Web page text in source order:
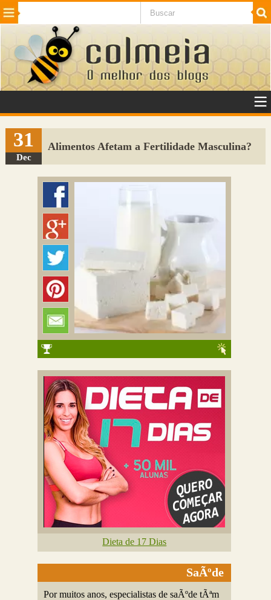
Beleza Cinema e TV
Internet Jogos NotÃ­cias SaÃºde
VeÃ­culos Adulto
Sugerir Link
Adicionar Blog
Colmeia Exchange
31
Dec
Alimentos Afetam a Fertilidade Masculina?
Dieta de 17 Dias
SaÃºde
Por muitos anos, especialistas de saÃºde tÃªm